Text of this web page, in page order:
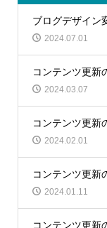
ブログデザイン
2024.07.01
コンテンツ更新
2024.03.07
コンテンツ更新
2024.02.01
コンテンツ更新
2024.01.11
コンテンツ更新